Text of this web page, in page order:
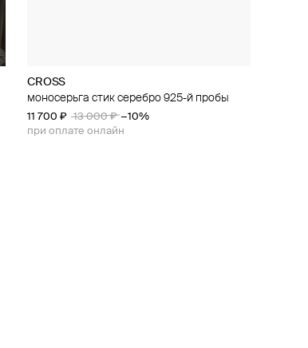
CROSS
моносерьга стик серебро 925-й пробы
11 700 ₽ 13 000 ₽ −10%
при оплате онлайн